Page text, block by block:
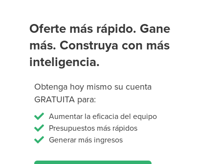
Oferte más rápido. Gane
más. Construya con más
inteligencia.
Obtenga hoy mismo su cuenta
GRATUITA para:
Aumentar la eficacia del equipo
Presupuestos más rápidos
Generar más ingresos